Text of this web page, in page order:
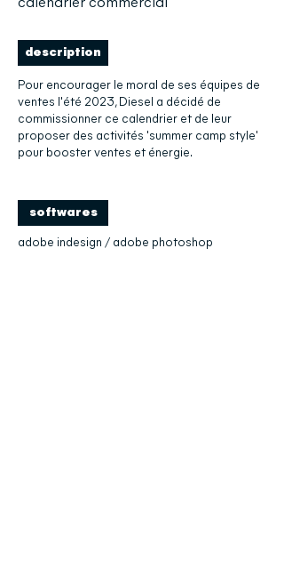
calendrier commercial
description
Pour encourager le moral de ses équipes de
ventes l'été 2023, Diesel a décidé de
commissionner ce calendrier et de leur
proposer des activités 'summer camp style'
pour booster ventes et énergie.
softwares
adobe indesign / adobe photoshop